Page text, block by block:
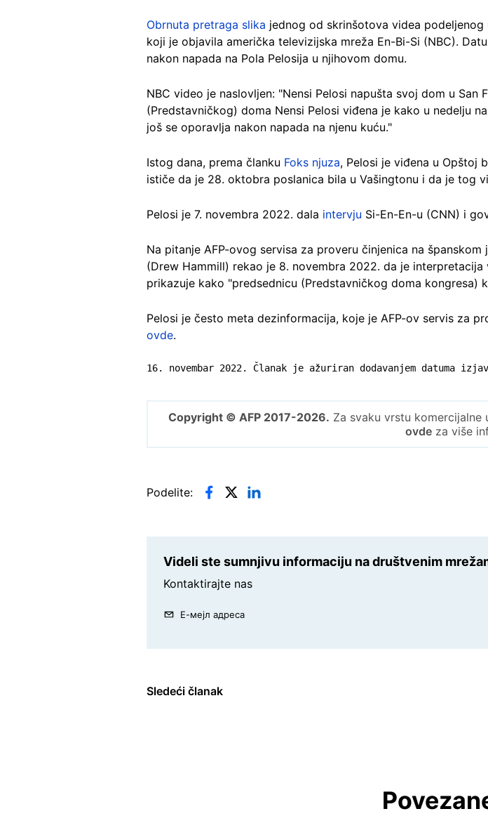
Obrnuta pretraga slika jednog od skrinšotova videa
koji je objavila američka televizijska mreža En-Bi-Si (NBC).
nakon napada na Pola Pelosija u njihovom domu.
NBC video je naslovljen: "Nensi Pelosi napušta svoj dom u San
(Predstavničkog) doma Nensi Pelosi viđena je kako u nedelju
još se oporavlja nakon napada na njenu kuću."
Istog dana, prema članku Foks njuza, Pelosi je viđena u Opštoj
ističe da je 28. oktobra poslanica bila u Vašingtonu i da je tog
Pelosi je 7. novembra 2022. dala intervju Si-En-En-u (CNN) i
Na pitanje AFP-ovog servisa za proveru činjenica na španskom
(Drew Hammill) rekao je 8. novembra 2022. da je
prikazuje kako "predsednicu (Predstavničkog doma kongresa)
Pelosi je često meta dezinformacija, koje je AFP-ov servis za
ovde.
16. novembar 2022. Članak je ažuriran dodavanjem datuma
Copyright © AFP 2017-2026. Za svaku vrstu
ovdeza više
Podelite:
Videli ste sumnjivu informaciju na društvenim
Kontaktirajte nas
Е-мејл адреса
Sledeći članak